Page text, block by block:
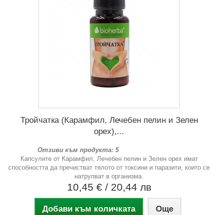
Тройчатка (Карамфил, Лечебен пелин и Зелен
орех),...
Отзиви към продукта: 5
Капсулите от Карамфил, Лечебен пелин и Зелен орех имат
способността да пречистват тялото от токсини и паразити, които се
натрупват в организма.
10,45 € / 20,44 лв
Добави към количката Още